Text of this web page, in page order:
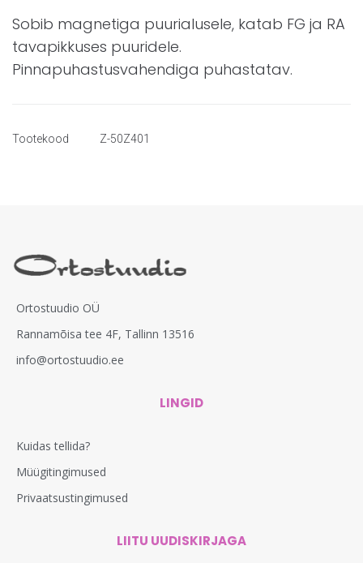
Sobib magnetiga puurialusele, katab FG ja RA
tavapikkuses puuridele.
Pinnapuhastusvahendiga puhastatav.
Tootekood Z-50Z401
Ortostuudio OÜ
Rannamõisa tee 4F, Tallinn 13516
info@ortostuudio.ee
LINGID
Kuidas tellida?
Müügitingimused
Privaatsustingimused
LIITU UUDISKIRJAGA